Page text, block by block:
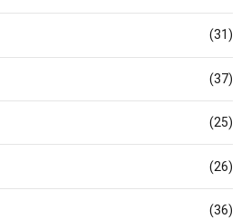
(31)
(37)
(25)
(26)
(36)